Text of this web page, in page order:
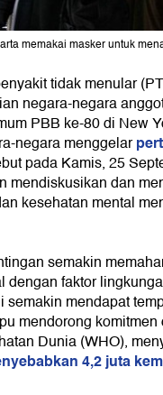
memakai masker untuk
tidak menular
negara-negara
PBB ke-80 di New
negara menggelar
pada Kamis, 25
mendiskusikan dan
kesehatan mental
semakin
dengan faktor
semakin mendapat
mendorong
Dunia (WHO),
4,2 juta